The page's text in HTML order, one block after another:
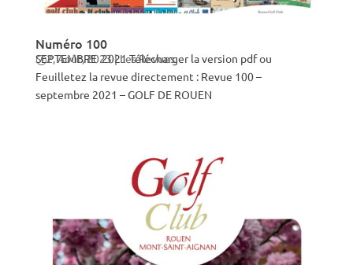
Numéro 100
2, Août, 2023|Les Revues
SEPTEMBRE 2021 Télécharger la version pdf ou
Feuilletez la revue directement : Revue 100 –
septembre 2021 – GOLF DE ROUEN